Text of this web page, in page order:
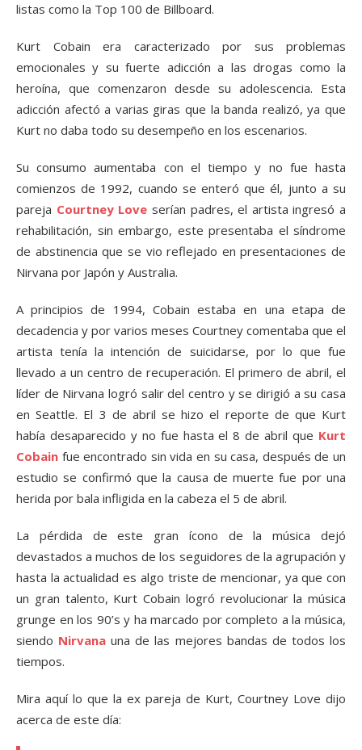
listas como la Top 100 de Billboard.
Kurt Cobain era caracterizado por sus problemas
emocionales y su fuerte adicción a las drogas como la
heroína, que comenzaron desde su adolescencia. Esta
adicción afectó a varias giras que la banda realizó, ya que
Kurt no daba todo su desempeño en los escenarios.
Su consumo aumentaba con el tiempo y no fue hasta
comienzos de 1992, cuando se enteró que él, junto a su
pareja Courtney Love serían padres, el artista ingresó a
rehabilitación, sin embargo, este presentaba el síndrome
de abstinencia que se vio reflejado en presentaciones de
Nirvana por Japón y Australia.
A principios de 1994, Cobain estaba en una etapa de
decadencia y por varios meses Courtney comentaba que el
artista tenía la intención de suicidarse, por lo que fue
llevado a un centro de recuperación. El primero de abril, el
líder de Nirvana logró salir del centro y se dirigió a su casa
en Seattle. El 3 de abril se hizo el reporte de que Kurt
había desaparecido y no fue hasta el 8 de abril que Kurt
Cobain fue encontrado sin vida en su casa, después de un
estudio se confirmó que la causa de muerte fue por una
herida por bala infligida en la cabeza el 5 de abril.
La pérdida de este gran ícono de la música dejó
devastados a muchos de los seguidores de la agrupación y
hasta la actualidad es algo triste de mencionar, ya que con
un gran talento, Kurt Cobain logró revolucionar la música
grunge en los 90’s y ha marcado por completo a la música,
siendo Nirvana una de las mejores bandas de todos los
tiempos.
Mira aquí lo que la ex pareja de Kurt, Courtney Love dijo
acerca de este día: